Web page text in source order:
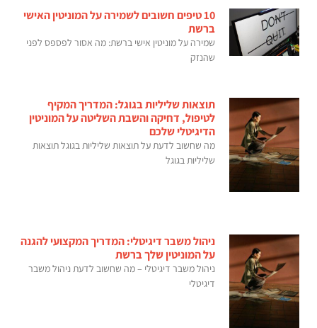
10 טיפים חשובים לשמירה על המוניטין האישי
ברשת
שמירה על מוניטין אישי ברשת: מה אסור לפספס לפני
שהנזק
תוצאות שליליות בגוגל: המדריך המקיף
לטיפול, דחיקה והשבת השליטה על המוניטין
הדיגיטלי שלכם
מה שחשוב לדעת על תוצאות שליליות בגוגל תוצאות
שליליות בגוגל
ניהול משבר דיגיטלי: המדריך המקצועי להגנה
על המוניטין שלך ברשת
ניהול משבר דיגיטלי – מה שחשוב לדעת ניהול משבר
דיגיטלי